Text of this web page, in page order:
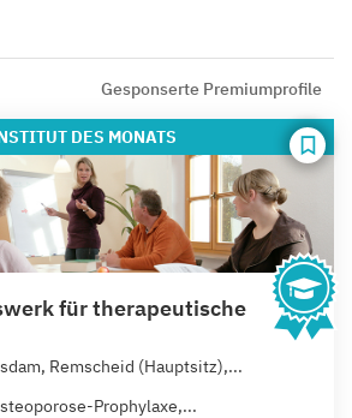
Gesponserte Premiumprofile
DES MONATS
für therapeutische
Remscheid (Hauptsitz),...
Prophylaxe,...